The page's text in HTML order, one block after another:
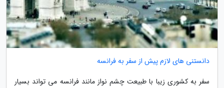
دانستنی های لازم پیش از سفر به فرانسه
سفر به کشوری زیبا با طبیعت چشم نواز مانند فرانسه می تواند بسیار